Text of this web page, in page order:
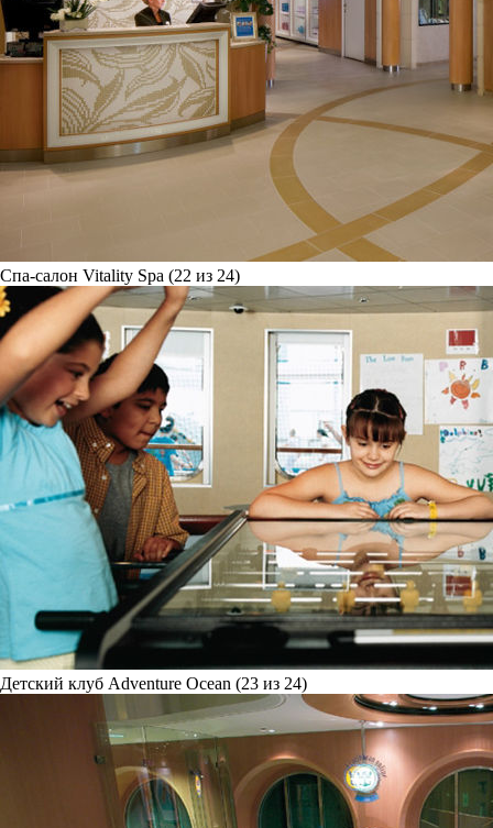
Спа-салон Vitality Spa (22 из 24)
Детский клуб Adventure Ocean (23 из 24)